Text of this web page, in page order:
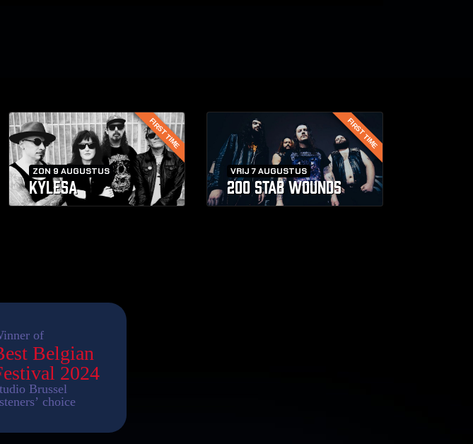
FIRST TIME
ZON 9 AUGUSTUS
KYLESA
FIRST TIME
VRIJ 7 AUGUSTUS
200 STAB WOUNDS